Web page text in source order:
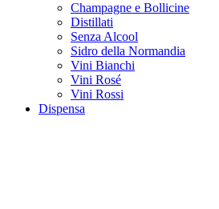
Champagne e Bollicine
Distillati
Senza Alcool
Sidro della Normandia
Vini Bianchi
Vini Rosé
Vini Rossi
Dispensa